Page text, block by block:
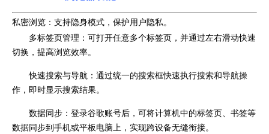
私密浏览：支持隐身模式，保护用户隐私。
多标签页管理：可打开任意多个标签页，并通过左右滑动快速
切换，提高浏览效率。
快速搜索与导航：通过统一的搜索框快速执行搜索和导航操
作，即时显示搜索结果。
数据同步：登录谷歌账号后，可将计算机中的标签页、书签等
数据同步到手机或平板电脑上，实现跨设备无缝衔接。